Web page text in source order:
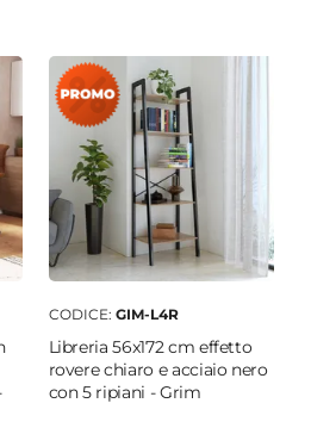
CODICE: GIM-L4R
Libreria 56x172 cm effetto
rovere chiaro e acciaio nero
con 5 ripiani - Grim